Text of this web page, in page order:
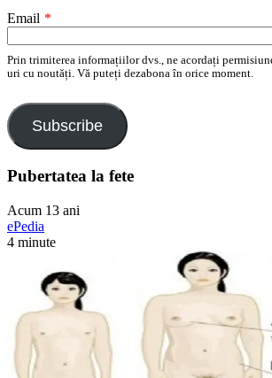
Email *
Prin trimiterea informațiilor dvs., ne acordați
uri cu noutăți. Vă puteți dezabona în orice moment.
Subscribe
Pubertatea la fete
Acum 13 ani
ePedia
4 minute